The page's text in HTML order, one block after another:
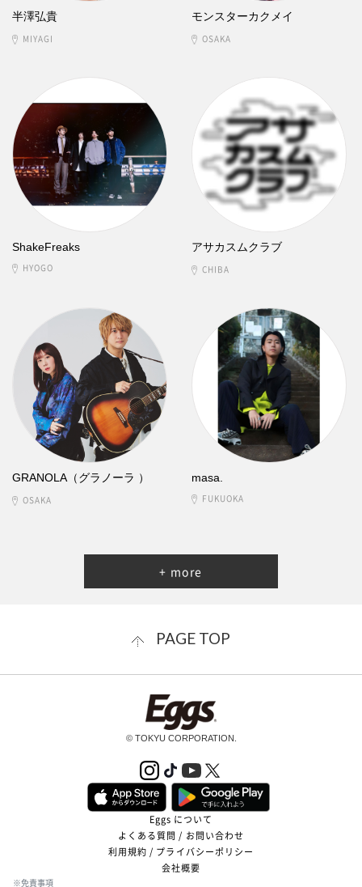
半澤弘貴
MIYAGI
モンスターカクメイ
OSAKA
ShakeFreaks
HYOGO
アサカスムクラブ
CHIBA
GRANOLA（グラノーラ ）
OSAKA
masa.
FUKUOKA
+ more
PAGE TOP
© TOKYU CORPORATION.
Eggs について
よくある質問 / お問い合わせ
利用規約 / プライバシーポリシー
会社概要
※免責事項